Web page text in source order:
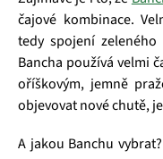
čajové kombinace.
tedy spojení
Bancha používá velmi
oříškovým, jemně
objevovat nové chutě,
A jakou Banchu